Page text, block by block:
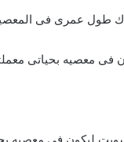
طول عمرى فى
فى معصيه بحياتى